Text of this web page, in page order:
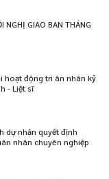
NGHỊ GIAO BAN THÁNG
hoạt động tri ân nhân kỷ
- Liệt sĩ
dự nhận quyết định
nhân chuyên nghiệp